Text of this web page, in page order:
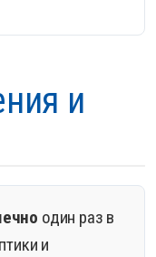
и
один раз в
и